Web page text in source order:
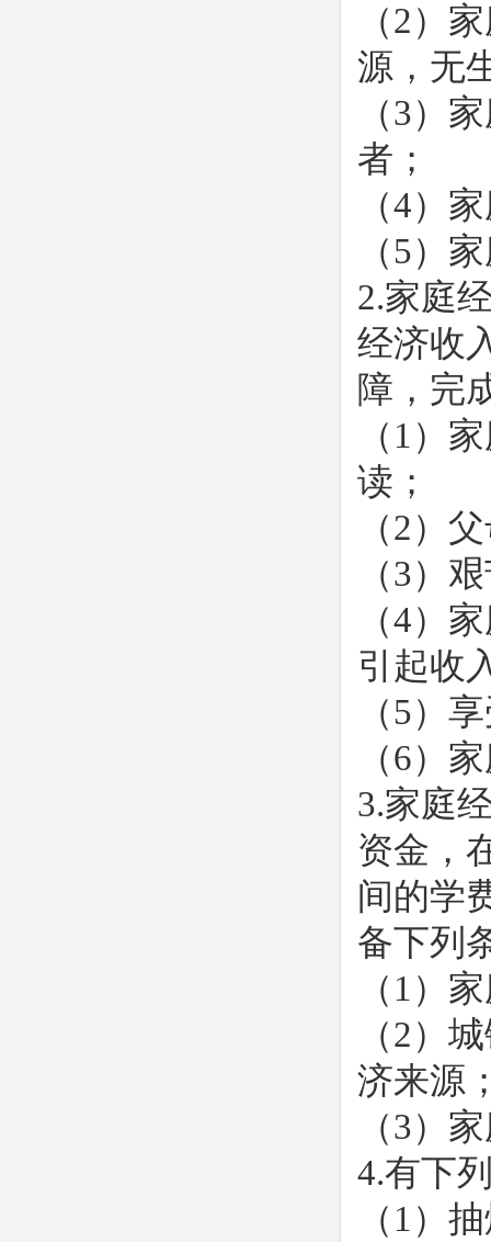
（2）
源，无
（3）
者；
（4）
（5）
2.家庭
经济收
障，完
（1）
读；
（2）
（3）
（4）
引起收
（5）
（6）
3.家庭
资金，
间的学
备下列
（1）
（2）
济来源
（3）
4.有下
（1）